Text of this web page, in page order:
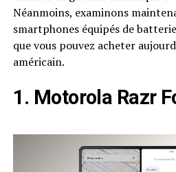
Néanmoins, examinons
smartphones équipés de
que vous pouvez acheter
américain.
1. Motorola Razr